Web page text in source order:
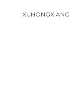
XUHONGXIANG